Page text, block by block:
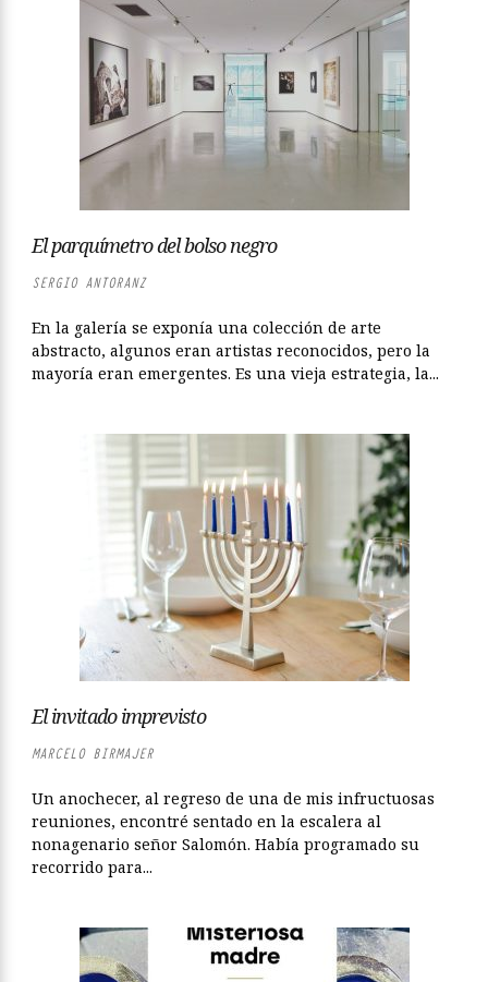
El parquímetro del bolso negro
SERGIO ANTORANZ
En la galería se exponía una colección de arte
abstracto, algunos eran artistas reconocidos, pero la
mayoría eran emergentes. Es una vieja estrategia, la...
El invitado imprevisto
MARCELO BIRMAJER
Un anochecer, al regreso de una de mis infructuosas
reuniones, encontré sentado en la escalera al
nonagenario señor Salomón. Había programado su
recorrido para...